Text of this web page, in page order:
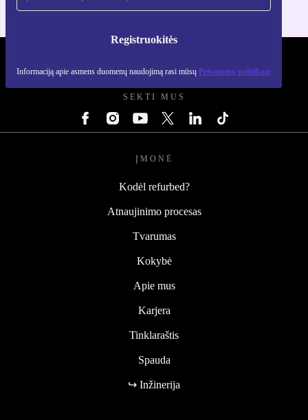
Registruokitės
Informaciją apie asmens duomenų naudojimą rasi mūsų Privatumo politikoje
SEKTI MUS
ĮMONĖ
Kodėl refurbed?
Atnaujinimo procesas
Tvarumas
Kokybė
Apie mus
Karjera
Tinklaraštis
Spauda
↪ Inžinerija